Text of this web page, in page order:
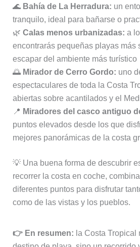
🌊 Bahía de La Herradura: un
tranquilo, ideal para bañarse o
🌿 Calas menos urbanizadas: a
encontrarás pequeñas playas más
escapar del ambiente más turístico
🌅 Mirador de Cerro Gordo: uno
espectaculares de toda la Costa
abiertas sobre acantilados y el
📍 Miradores del casco antiguo
puntos elevados desde los que
mejores panorámicas de la costa
💡 Una buena forma de descubrir
recorrer la costa en coche,
diferentes puntos para disfrutar
como de las vistas y los pueblos.
👉 En resumen: la Costa Tropical